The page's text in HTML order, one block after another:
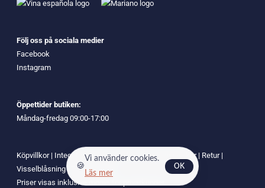
Följ oss på sociala medier
Facebook
Instagram
Öppettider butiken:
Måndag-fredag 09:00-17:00
Köpvillkor| Integritetspolicy|Cookies|Leveransvillkor| Retur|
Visselblåsning|
Tillgänglighet
Priser visas inklusive moms för privatkunder.
🍪
Vi använder cookies.
Läs mer
OK